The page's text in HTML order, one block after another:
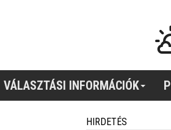
VÁLASZTÁSI INFORMÁCIÓK
HIRDETÉS